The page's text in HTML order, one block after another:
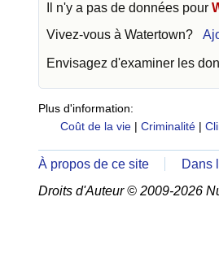
Il n'y a pas de données pour
Vivez-vous à Watertown?
Envisagez d'examiner les
Plus d'information:
Coût de la vie | Criminalité |
À propos de ce site
Dans
Droits d'Auteur © 2009-2026